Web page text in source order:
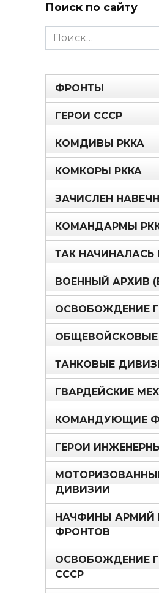
Поиск по сайту
Search
for:
ФРОНТЫ
ГЕРОИ СССР
КОМДИВЫ РККА
КОМКОРЫ РККА
ЗАЧИСЛЕН
КОМАНДАРМЫ
ТАК НАЧИНАЛАСЬ
ВОЕННЫЙ АРХИВ
ОСВОБОЖДЕНИЕ
ТАНКОВЫЕ
ГВАРДЕЙСКИЕ
КОМАНДУЮЩИЕ
ГЕРОИ
ДИВИЗИИ
НАЧФИНЫ АРМИЙ
ФРОНТОВ
ОСВОБОЖДЕНИЕ
СССР